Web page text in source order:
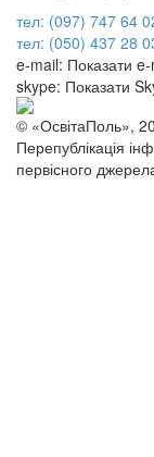
тел: (097) 747 64
тел: (050) 437 28
e-mail: Показати
skype: Показати
© «ОсвітаПоль»,
Перепублікація
первісного